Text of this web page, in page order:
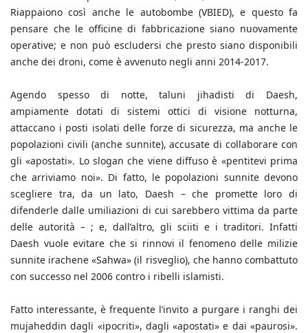
Riappaiono così anche le autobombe (VBIED), e questo fa
pensare che le officine di fabbricazione siano nuovamente
operative; e non può escludersi che presto siano disponibili
anche dei droni, come è avvenuto negli anni 2014-2017.
Agendo spesso di notte, taluni jihadisti di Daesh,
ampiamente dotati di sistemi ottici di visione notturna,
attaccano i posti isolati delle forze di sicurezza, ma anche le
popolazioni civili (anche sunnite), accusate di collaborare con
gli «apostati». Lo slogan che viene diffuso è «pentitevi prima
che arriviamo noi». Di fatto, le popolazioni sunnite devono
scegliere tra, da un lato, Daesh – che promette loro di
difenderle dalle umiliazioni di cui sarebbero vittima da parte
delle autorità – ; e, dall’altro, gli sciiti e i traditori. Infatti
Daesh vuole evitare che si rinnovi il fenomeno delle milizie
sunnite irachene «Sahwa» (il risveglio), che hanno combattuto
con successo nel 2006 contro i ribelli islamisti.
Fatto interessante, è frequente l’invito a purgare i ranghi dei
mujaheddin dagli «ipocriti», dagli «apostati» e dai «paurosi».